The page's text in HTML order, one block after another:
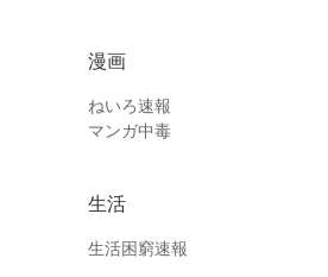
漫画
ねいろ速報
マンガ中毒
生活
生活困窮速報